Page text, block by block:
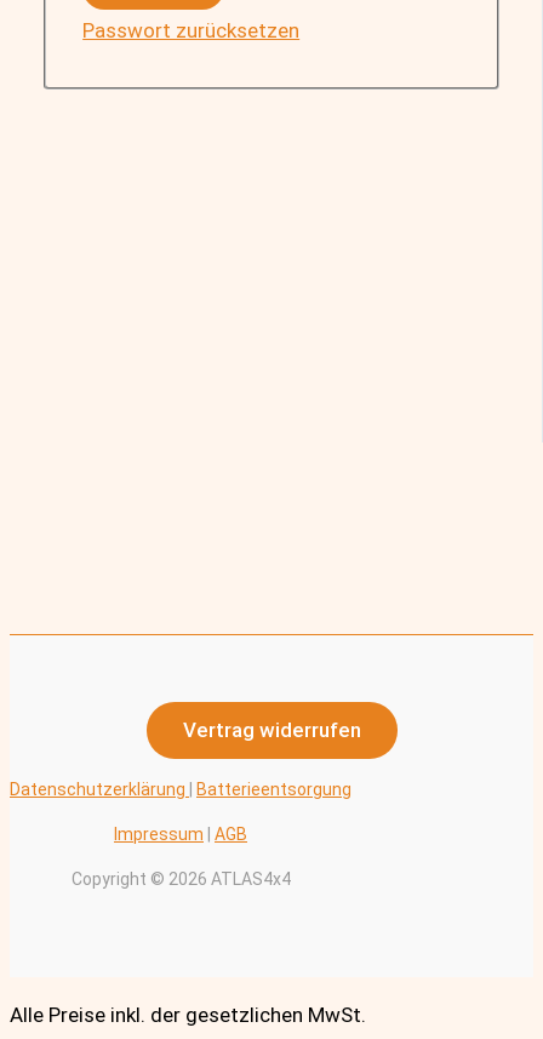
Passwort zurücksetzen
Vertrag widerrufen
Datenschutzerklärung Batterieentsorgung
Impressum AGB
Copyright © 2026 ATLAS4x4
Alle Preise inkl. der gesetzlichen MwSt.